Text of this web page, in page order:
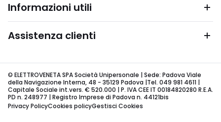
Informazioni utili
Assistenza clienti
© ELETTROVENETA SPA Società Unipersonale | Sede: Padova Viale
della Navigazione Interna, 48 - 35129 Padova |Tel. 049 981 4611 |
Capitale Sociale int.vers. € 520.000 | P. IVA CEE IT 00184820280 R.E.A.
PD n. 248977 | Registro Imprese di Padova n. 44121bis
Privacy PolicyCookies policyGestisci Cookies